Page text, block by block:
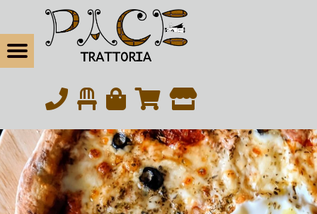
お席の予約 | 松戸の本気イタリアン・トラットリアパーチェ 松戸の本気イタリアン・トラットリアパーチェ
Menu